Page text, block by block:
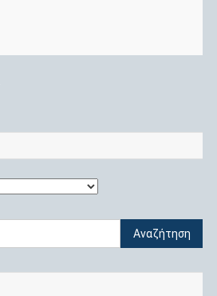
Αναζήτηση
για: